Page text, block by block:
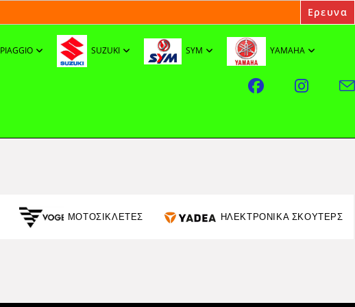
PIAGGIO SUZUKI SYM YAMAHA
ΜΟΤΟΣΙΚΛΕΤΕΣ ΗΛΕΚΤΡΟΝΙΚΑ ΣΚΟΥΤΕΡΣ